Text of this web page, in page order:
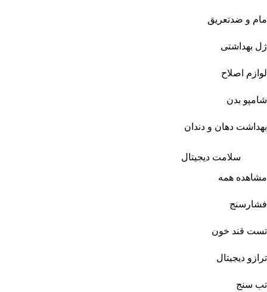
مام و ضدتعریق
ژل بهداشتی
لوازم اصلاح
شامپو بدن
بهداشت دهان و دندان
سلامت دیجیتال
مشاهده همه
فشارسنج
تست قند خون
ترازو دیجیتال
تب سنج